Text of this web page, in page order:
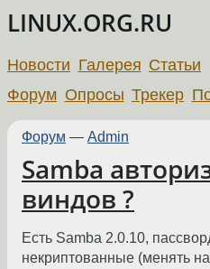
LINUX.ORG.RU
Новости Галерея Статьи
Форум Опросы Трекер
Форум — Admin
Samba
виндов ?
Есть Samba 2.0.10,
некриптованные (менять